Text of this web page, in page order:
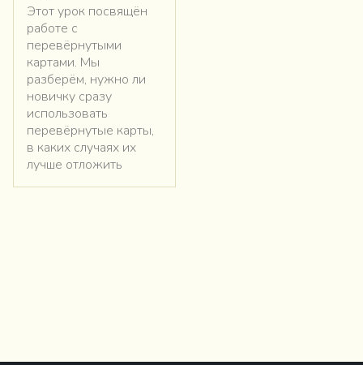
Этот урок посвящён
работе с
перевёрнутыми
картами. Мы
разберём, нужно ли
новичку сразу
использовать
перевёрнутые карты,
в каких случаях их
лучше отложить